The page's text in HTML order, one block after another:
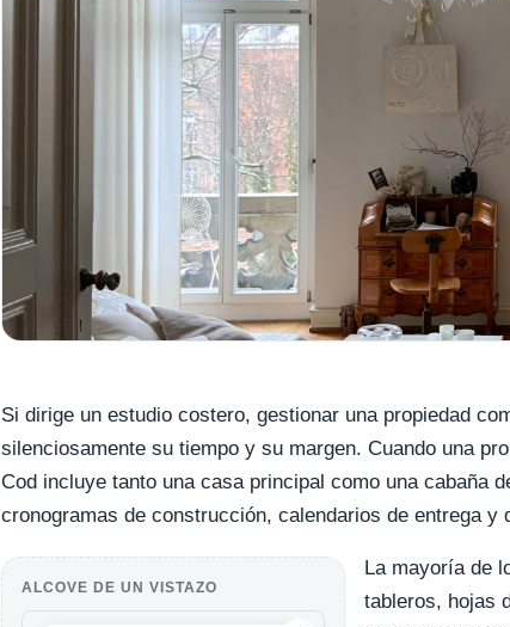
Si dirige un estudio costero, gestionar una propiedad
silenciosamente su tiempo y su margen. Cuando una
Cod incluye tanto una casa principal como una cabaña
cronogramas de construcción, calendarios de entrega
ALCOVE DE UN VISTAZO
La mayoría de
tableros, hojas